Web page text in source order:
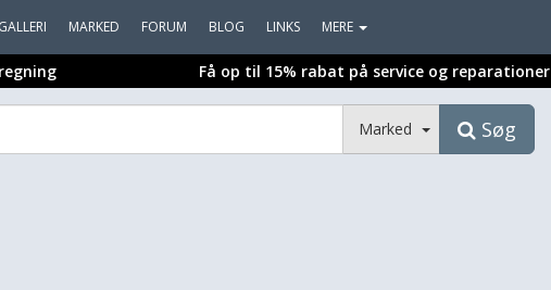
GALLERI MARKED FORUM BLOG LINKS MERE
Få op til 15% rabat på service og reparationer
Marked Søg